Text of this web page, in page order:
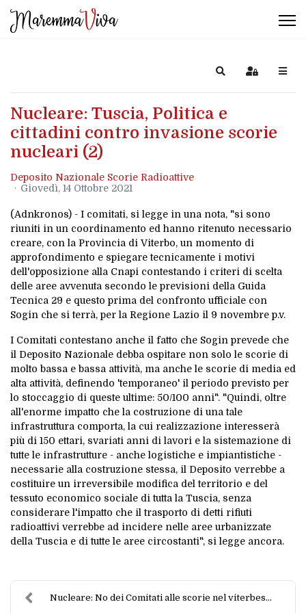
SearchSign In
Nucleare: Tuscia, Politica e
cittadini contro invasione scorie
nucleari (2)
Deposito Nazionale Scorie Radioattive
Giovedì, 14 Ottobre 2021
(Adnkronos) - I comitati, si legge in una nota, "si sono
riuniti in un coordinamento ed hanno ritenuto necessario
creare, con la Provincia di Viterbo, un momento di
approfondimento e spiegare tecnicamente i motivi
dell'opposizione alla Cnapi contestando i criteri di scelta
delle aree avvenuta secondo le previsioni della Guida
Tecnica 29 e questo prima del confronto ufficiale con
Sogin che si terrà, per la Regione Lazio il 9 novembre p.v.
I Comitati contestano anche il fatto che Sogin prevede che
il Deposito Nazionale debba ospitare non solo le scorie di
molto bassa e bassa attività, ma anche le scorie di media ed
alta attività, definendo 'temporaneo' il periodo previsto per
lo stoccaggio di queste ultime: 50/100 anni". "Quindi, oltre
all'enorme impatto che la costruzione di una tale
infrastruttura comporta, la cui realizzazione interesserà
più di 150 ettari, svariati anni di lavori e la sistemazione di
tutte le infrastrutture - anche logistiche e impiantistiche -
necessarie alla costruzione stessa, il Deposito verrebbe a
costituire un irreversibile modifica del territorio e del
tessuto economico sociale di tutta la Tuscia, senza
considerare l'impatto che il trasporto di detti rifiuti
radioattivi verrebbe ad incidere nelle aree urbanizzate
della Tuscia e di tutte le aree circostanti", si legge ancora.
Nucleare: No dei Comitati alle scorie nel viterbes...